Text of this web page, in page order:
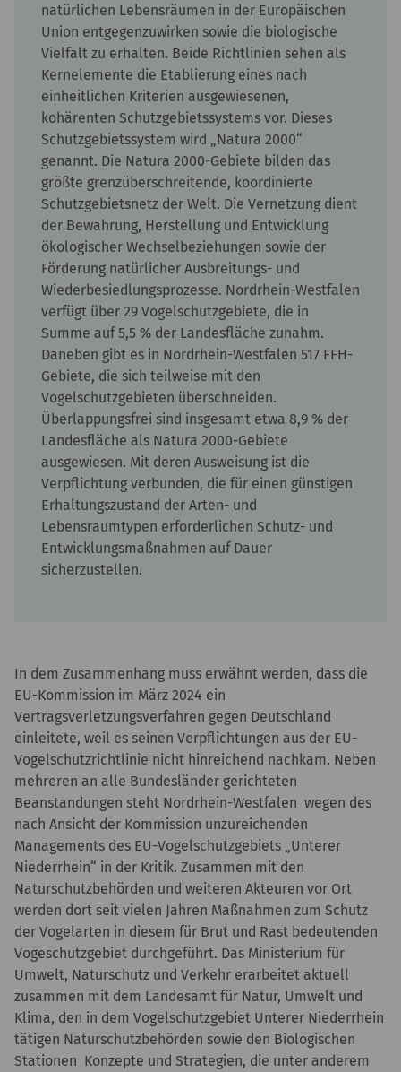
natürlichen Lebensräumen in der Europäischen
Union entgegenzuwirken sowie die biologische
Vielfalt zu erhalten. Beide Richtlinien sehen als
Kernelemente die Etablierung eines nach
einheitlichen Kriterien ausgewiesenen,
kohärenten Schutzgebietssystems vor. Dieses
Schutzgebietssystem wird „Natura 2000“
genannt. Die Natura 2000-Gebiete bilden das
größte grenzüberschreitende, koordinierte
Schutzgebietsnetz der Welt. Die Vernetzung dient
der Bewahrung, Herstellung und Entwicklung
ökologischer Wechselbeziehungen sowie der
Förderung natürlicher Ausbreitungs- und
Wiederbesiedlungsprozesse. Nordrhein-Westfalen
verfügt über 29 Vogelschutzgebiete, die in
Summe auf 5,5 % der Landesfläche zunahm.
Daneben gibt es in Nordrhein-Westfalen 517 FFH-
Gebiete, die sich teilweise mit den
Vogelschutzgebieten überschneiden.
Überlappungsfrei sind insgesamt etwa 8,9 % der
Landesfläche als Natura 2000-Gebiete
ausgewiesen. Mit deren Ausweisung ist die
Verpflichtung verbunden, die für einen günstigen
Erhaltungszustand der Arten- und
Lebensraumtypen erforderlichen Schutz- und
Entwicklungsmaßnahmen auf Dauer
sicherzustellen.
In dem Zusammenhang muss erwähnt werden, dass die
EU-Kommission im März 2024 ein
Vertragsverletzungsverfahren gegen Deutschland
einleitete, weil es seinen Verpflichtungen aus der EU-
Vogelschutzrichtlinie nicht hinreichend nachkam. Neben
mehreren an alle Bundesländer gerichteten
Beanstandungen steht Nordrhein-Westfalen wegen des
nach Ansicht der Kommission unzureichenden
Managements des EU-Vogelschutzgebiets „Unterer
Niederrhein“ in der Kritik. Zusammen mit den
Naturschutzbehörden und weiteren Akteuren vor Ort
werden dort seit vielen Jahren Maßnahmen zum Schutz
der Vogelarten in diesem für Brut und Rast bedeutenden
Vogeschutzgebiet durchgeführt. Das Ministerium für
Umwelt, Naturschutz und Verkehr erarbeitet aktuell
zusammen mit dem Landesamt für Natur, Umwelt und
Klima, den in dem Vogelschutzgebiet Unterer Niederrhein
tätigen Naturschutzbehörden sowie den Biologischen
Stationen Konzepte und Strategien, die unter anderem